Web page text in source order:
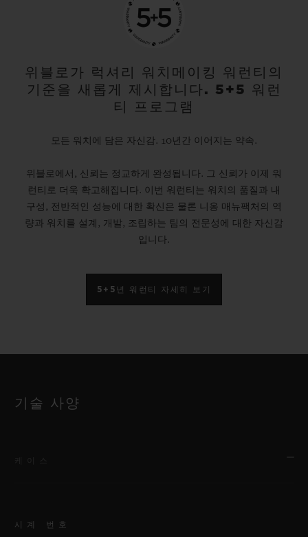
위블로가 럭셔리 워치메이킹 워런티의
기준을 새롭게 제시합니다. 5+5 워런
티 프로그램
모든 워치에 담은 자신감. 10년간 이어지는 약속.
위블로에서, 신뢰는 정교하게 완성됩니다. 그 신뢰가 이제 워
런티로 더욱 확고해집니다. 이번 워런티는 워치의 품질과 내
구성, 전반적인 성능에 대한 확신은 물론 니옹 매뉴팩처의 역
량과 워치를 설계, 개발, 조립하는 팀의 전문성에 대한 자신감
입니다.
5+5년 워런티 자세히 보기
기술 사양
시계 번호